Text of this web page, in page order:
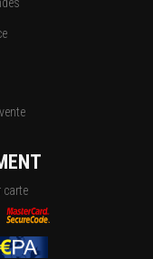
carte